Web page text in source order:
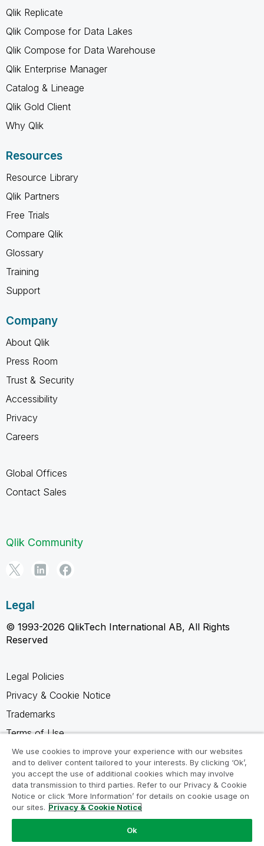
Qlik Replicate
Qlik Compose for Data Lakes
Qlik Compose for Data Warehouse
Qlik Enterprise Manager
Catalog & Lineage
Qlik Gold Client
Why Qlik
Resources
Resource Library
Qlik Partners
Free Trials
Compare Qlik
Glossary
Training
Support
Company
About Qlik
Press Room
Trust & Security
Accessibility
Privacy
Careers
Global Offices
Contact Sales
Qlik Community
Legal
© 1993-2026 QlikTech International AB, All Rights
Reserved
Legal Policies
Privacy & Cookie Notice
Trademarks
Terms of Use
Legal Agreements
Product Terms
Do not share my info
We use cookies to improve your experience with our websites
and to deliver content tailored to your interests. By clicking ‘Ok’,
you accept the use of additional cookies which may involve
data transmission to third parties. Refer to our Privacy & Cookie
Notice or click ‘More Information’ for details on cookie usage on
our sites. Privacy & Cookie Notice
Ok